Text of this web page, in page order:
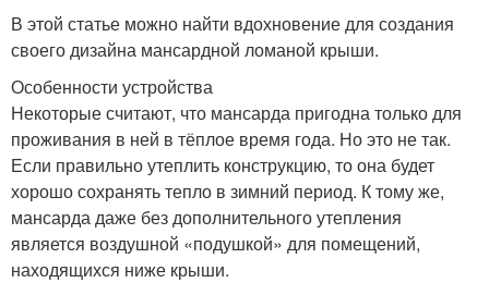
В этой статье можно найти вдохновение для создания
своего дизайна мансардной ломаной крыши.
Особенности устройства
Некоторые считают, что мансарда пригодна только для
проживания в ней в тёплое время года. Но это не так.
Если правильно утеплить конструкцию, то она будет
хорошо сохранять тепло в зимний период. К тому же,
мансарда даже без дополнительного утепления
является воздушной «подушкой» для помещений,
находящихся ниже крыши.